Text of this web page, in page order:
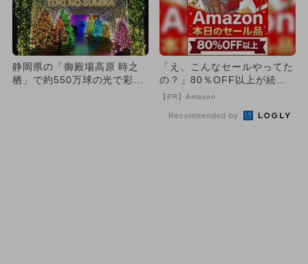
静岡県の「御殿場高原 時之
栖」で約550万球の光で彩る
「え、こんなセールやってた
の？」80％OFF以上が続々
登場！Amazonの本気が...
【PR】Amazon
Recommended by